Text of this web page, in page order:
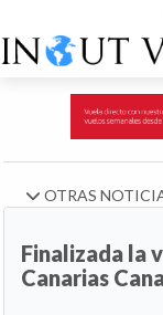
OTRAS
Finalizada la
Canarias